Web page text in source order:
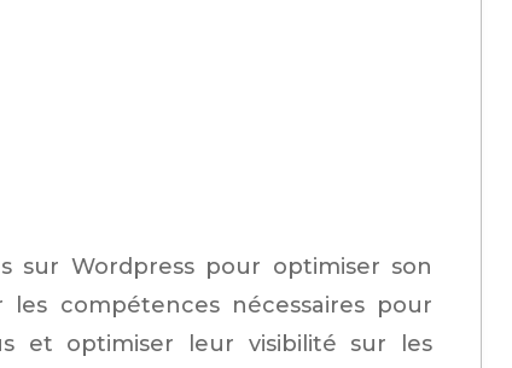
sur Wordpress pour optimiser son
compétences nécessaires pour
et optimiser leur visibilité sur les